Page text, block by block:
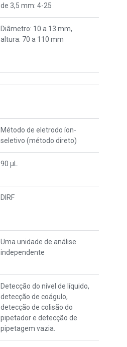
de 3,5 mm: 4-25
Diâmetro: 10 a 13 mm,
altura: 70 a 110 mm
Método de eletrodo íon-
seletivo (método direto)
90 μL
DIRF
Uma unidade de análise
independente
Detecção do nível de líquido,
detecção de coágulo,
detecção de colisão do
pipetador e detecção de
pipetagem vazia.